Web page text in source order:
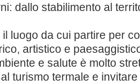
dallo stabilimento al
luogo da cui partire per
artistico e
e salute è molto
al turismo termale e